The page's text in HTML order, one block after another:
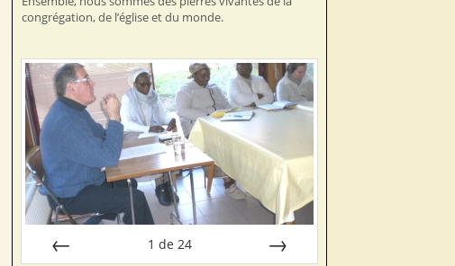
congrégation, de l’église et du monde.
1 de 24